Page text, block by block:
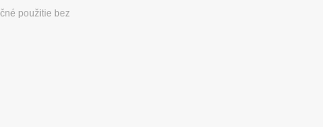
použitie bez